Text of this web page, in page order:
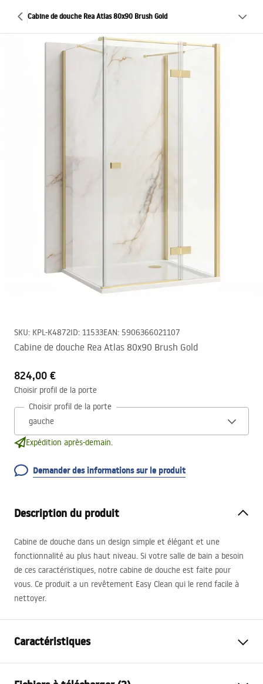
Cabine de douche Rea Atlas 80x90 Brush Gold
SKU: KPL-K4872ID: 11533EAN: 5906366021107
Cabine de douche Rea Atlas 80x90 Brush Gold
824,00 €
Choisir profil de la porte
Choisir profil de la porte
Expédition après-demain.
Demander des informations sur le produit
Description du produit
Cabine de douche dans un design simple et élégant et une
fonctionnalité au plus haut niveau. Si votre salle de bain a besoin
de ces caractéristiques, notre cabine de douche est faite pour
vous. Ce produit a un revêtement Easy Clean qui le rend facile à
nettoyer.
Caractéristiques